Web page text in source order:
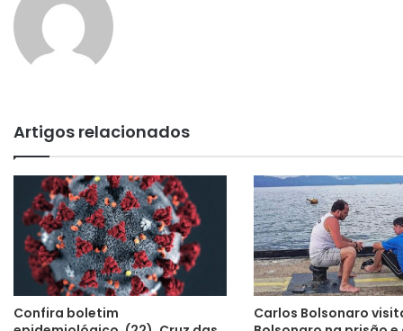
Artigos relacionados
Confira boletim
Carlos Bolsonaro